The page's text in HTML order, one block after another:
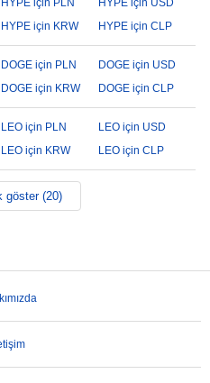
HYPE için PLN
HYPE için USD
HYPE için KRW HYPE için CLP
DOGE için PLN
DOGE için USD
DOGE için KRW DOGE için CLP
LEO için PLN
LEO için USD
LEO için KRW LEO için CLP
göster (20)